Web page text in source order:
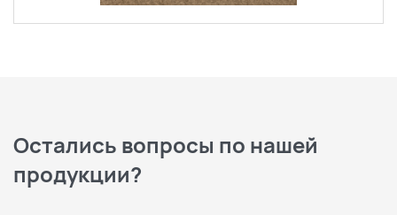
Остались вопросы по нашей
продукции?